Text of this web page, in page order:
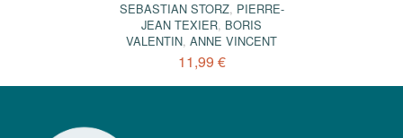
SEBASTIAN STORZ, PIERRE-
JEAN TEXIER, BORIS
VALENTIN, ANNE VINCENT
11,99 €